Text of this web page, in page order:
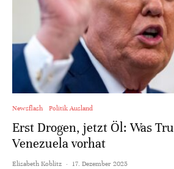
Newsflash Politik Ausland
Erst Drogen, jetzt Öl: Was
Venezuela vorhat
Elisabeth Koblitz · 17. Dezember 2025